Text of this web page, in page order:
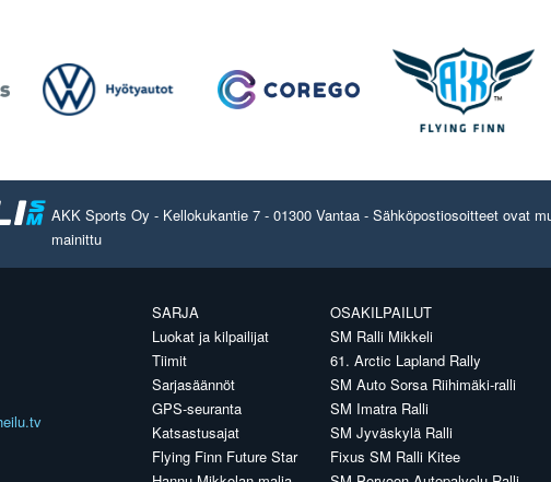
AKK Sports Oy - Kellokukantie 7 - 01300 Vantaa - Sähköpostiosoitteet ovat
mainittu
SARJA
Luokat ja kilpailijat
Tiimit
Sarjasäännöt
GPS-seuranta
Katsastusajat
Flying Finn Future Star
OSAKILPAILUT
SM Ralli Mikkeli
61. Arctic Lapland Rally
SM Auto Sorsa Riihimäki-ralli
SM Imatra Ralli
SM Jyväskylä Ralli
Fixus SM Ralli Kitee